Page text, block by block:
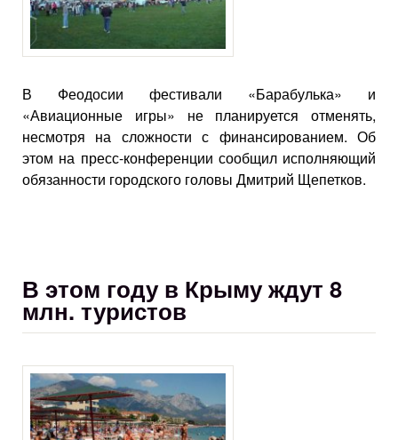
В Феодосии фестивали «Барабулька» и
«Авиационные игры» не планируется отменять,
несмотря на сложности с финансированием. Об
этом на пресс-конференции сообщил исполняющий
обязанности городского головы Дмитрий Щепетков.
В этом году в Крыму ждут 8
млн. туристов